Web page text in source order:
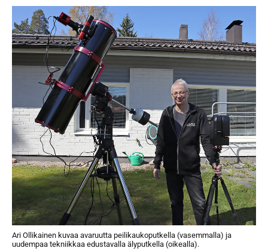
Ari Ollikainen kuvaa avaruutta peilikaukoputkella (vasemmalla) ja
uudempaa tekniikkaa edustavalla älyputkella (oikealla).